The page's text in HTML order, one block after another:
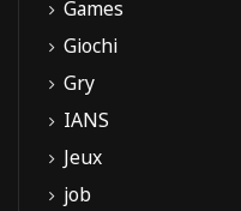
Games
Giochi
Gry
IANS
Jeux
job